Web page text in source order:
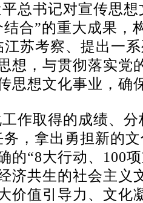
总书记对宣传思
合”的重大成果
苏考察、提出一
想，与贯彻落实
想文化事业，确
作取得的成绩、
，拿出勇担新的
的“8大行动、100
济共生的社会主
价值引导力、文